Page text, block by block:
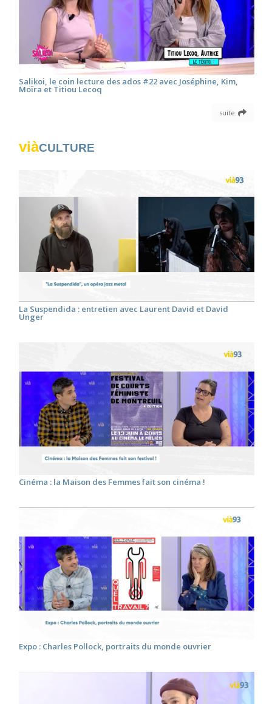
Salikoi, le coin lecture des ados #22 avec Joséphine, Kim,
Moïra et Titiou Lecoq
suite
viàCULTURE
La Suspendida : entretien avec Laurent David et David
Unger
Cinéma : la Maison des Femmes fait son cinéma !
Expo : Charles Pollock, portraits du monde ouvrier